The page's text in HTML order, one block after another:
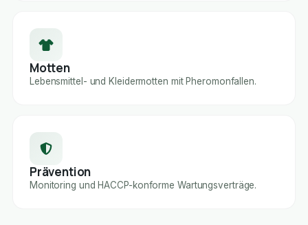
Motten
Lebensmittel- und Kleidermotten mit Pheromonfallen.
Prävention
Monitoring und HACCP-konforme Wartungsverträge.